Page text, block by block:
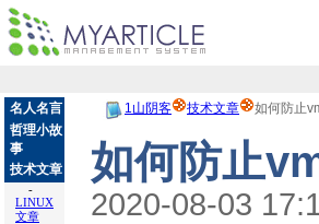
名人名言
哲理小故
事
技术文章
-
LINUX
文章
1山阴客 技术文章 如何防止
如何防止
2020-08-03